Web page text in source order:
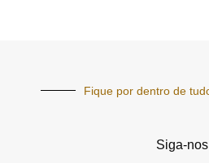
Fique por dentro de
Siga-nos